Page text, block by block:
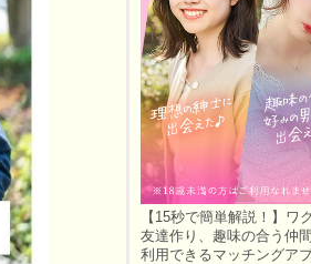
【15秒で簡単解説！】ワ
友達作り、趣味の合う仲
利用できるマッチングア